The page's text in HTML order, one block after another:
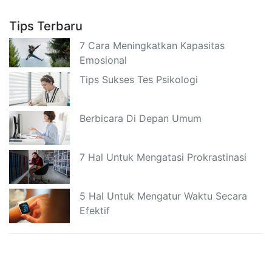
Tips Terbaru
7 Cara Meningkatkan Kapasitas
Emosional
Tips Sukses Tes Psikologi
Berbicara Di Depan Umum
7 Hal Untuk Mengatasi Prokrastinasi
5 Hal Untuk Mengatur Waktu Secara
Efektif